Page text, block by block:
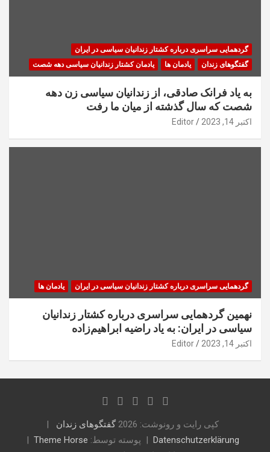
گردهمایی سراسری درباره کشتار زندانیان سیاسی در ایران
گفتگوهای زندان
یادمان ها یادمان کشتار زندانیان سیاسی دهه شصت
به یاد فرانک صادقی، از زندانیان سیاسی زن دهه
شصت که سال گذشته از میان ما رفت
اکتبر 14, 2023 Editor
گردهمایی سراسری درباره کشتار زندانیان سیاسی در ایران یادمان ها
نهمین گردهمایی سراسری درباره کشتار زندانیان
سیاسی در ایران: به یاد راضیه ابراهیم‌زاده
اکتبر 14, 2023 Editor
کپی رایت و رونوشت: 2026
گفتگوهای زندان
Datenschutzerklärung
پوسته توسط: Theme Horse